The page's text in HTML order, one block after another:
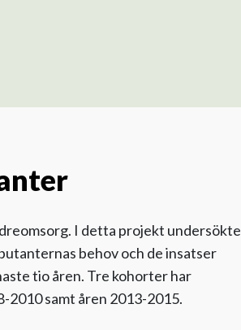
I detta projekt undersökte
behov och de insatser
tio åren. Tre kohorter har
2010 samt åren 2013-2015.